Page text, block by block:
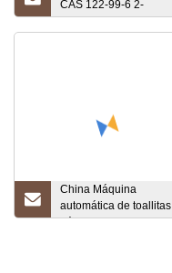
CAS 122-99-6 2-
Fenoxietanol Forma
Fábrica de China
China Máquina
automática de toallitas
húmedas